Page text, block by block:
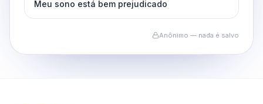
Meu sono está bem prejudicado
Anônimo — nada é salvo